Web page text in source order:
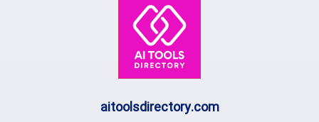
aitoolsdirectory.com